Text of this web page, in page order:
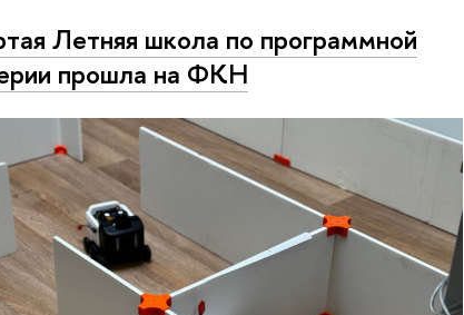
Летняя школа по программной
прошла на ФКН